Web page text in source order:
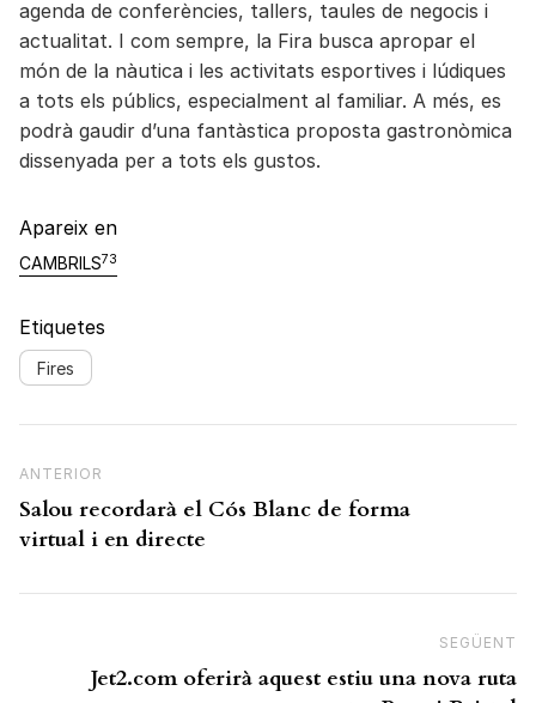
agenda de conferències, tallers, taules de negocis i
actualitat. I com sempre, la Fira busca apropar el
món de la nàutica i les activitats esportives i lúdiques
a tots els públics, especialment al familiar. A més, es
podrà gaudir d’una fantàstica proposta gastronòmica
dissenyada per a tots els gustos.
Apareix en
CAMBRILS73
Etiquetes
Fires
Previous Post
ANTERIOR
Salou recordarà el Cós Blanc de forma
virtual i en directe
SEGÜENT
Jet2.com oferirà aquest estiu una nova ruta